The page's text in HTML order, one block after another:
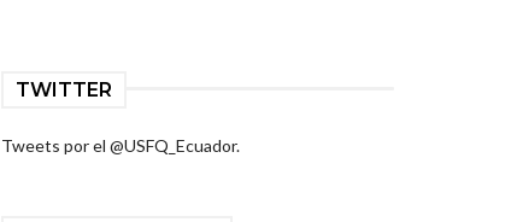
TWITTER
Tweets por el @USFQ_Ecuador.